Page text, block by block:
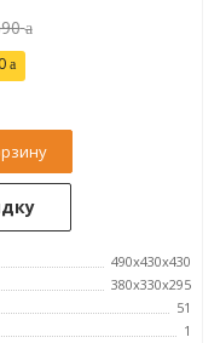
490x430x430
380x330x295
51
1